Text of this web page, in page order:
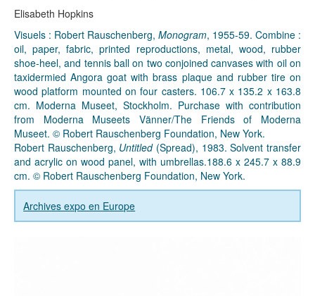
Elisabeth Hopkins
Visuels : Robert Rauschenberg, Monogram, 1955-59. Combine :
oil, paper, fabric, printed reproductions, metal, wood, rubber
shoe-heel, and tennis ball on two conjoined canvases with oil on
taxidermied Angora goat with brass plaque and rubber tire on
wood platform mounted on four casters. 106.7 x 135.2 x 163.8
cm. Moderna Museet, Stockholm. Purchase with contribution
from Moderna Museets Vänner/The Friends of Moderna
Museet. © Robert Rauschenberg Foundation, New York.
Robert Rauschenberg, Untitled(Spread), 1983. Solvent transfer
and acrylic on wood panel, with umbrellas.188.6 x 245.7 x 88.9
cm. © Robert Rauschenberg Foundation, New York.
Archives expo en Europe